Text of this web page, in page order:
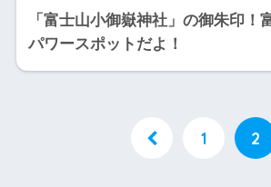
「富士山小御嶽神社」の御朱印！
パワースポットだよ！
1 2